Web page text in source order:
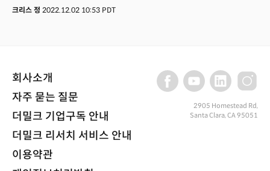
달러의 손실이 감지됐다.👉 알아두어야 할 큰 흐름: 금으로 2주 연속 자금이
가장 큰 규모의 자금이 유출됐다. 일본과 유럽시장 모두 자금이 유출된 반면
이머징 마켓으로는 6주 연속 자금이 유입됐다. 라지캡과 가치주가 가장 큰
자금 손실을 겪으며 각각 145억 달러와 58억 달러가 유출됐다. 섹터별로는
유틸리티로 9억 달러가 유입되며 1월 이후 가장 큰 수준의 이익을 기록했다.
투자전략: 올해 시장을 압박했던 4가지 리스크인 인플레이션과 금리인상,
강달러, 그리고 중국의 코로나 봉쇄가 모두 피크아웃하는 시그널을 보이고
있다. 하지만 시장이 이를 이미 상당부분 반영했을 가능성도 배제할 수 없다.
크리스 정 2022.12.02 10:53 PDT
회사소개
자주 묻는 질문
더밀크 기업구독 안내
더밀크 리서치 서비스 안내
이용약관
2905 Homestead Rd,
Santa Clara, CA 95051